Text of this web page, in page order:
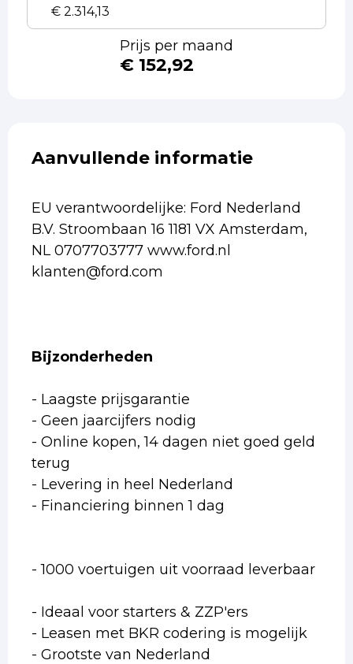
Prijs per maand
€ 152,92
Aanvullende informatie
EU verantwoordelijke: Ford Nederland
B.V. Stroombaan 16 1181 VX Amsterdam,
NL 0707703777 www.ford.nl
klanten@ford.com
Bijzonderheden
- Laagste prijsgarantie
- Geen jaarcijfers nodig
- Online kopen, 14 dagen niet goed geld
terug
- Levering in heel Nederland
- Financiering binnen 1 dag
- 1000 voertuigen uit voorraad leverbaar
- Ideaal voor starters & ZZP'ers
- Leasen met BKR codering is mogelijk
- Grootste van Nederland